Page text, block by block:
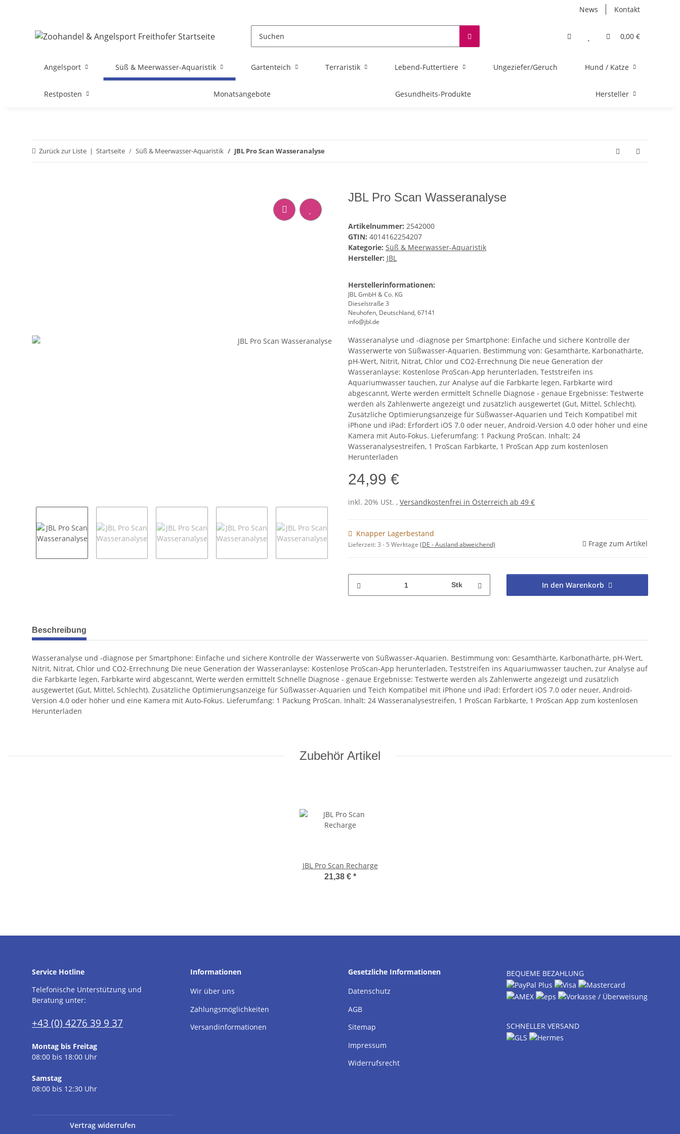
News Kontakt
0,00 €
Angelsport Süß & Meerwasser-Aquaristik Gartenteich Terraristik Lebend-Futtertiere Ungeziefer/Geruch Hund / Katze
Restposten Monatsangebote Gesundheits-Produkte Hersteller
Zurück zur Liste Startseite Süß & Meerwasser-Aquaristik JBL Pro Scan Wasseranalyse
JBL Pro Scan Wasseranalyse
Artikelnummer: 2542000
GTIN: 4014162254207
Kategorie: Süß & Meerwasser-Aquaristik
Hersteller: JBL
Herstellerinformationen:
JBL GmbH & Co. KG
Dieselstraße 3
Neuhofen, Deutschland, 67141
info@jbl.de
Wasseranalyse und -diagnose per Smartphone: Einfache und sichere Kontrolle der
Wasserwerte von Süßwasser-Aquarien. Bestimmung von: Gesamthärte, Karbonathärte,
pH-Wert, Nitrit, Nitrat, Chlor und CO2-Errechnung Die neue Generation der
Wasseranlayse: Kostenlose ProScan-App herunterladen, Teststreifen ins
Aquariumwasser tauchen, zur Analyse auf die Farbkarte legen, Farbkarte wird
abgescannt, Werte werden ermittelt Schnelle Diagnose - genaue Ergebnisse: Testwerte
werden als Zahlenwerte angezeigt und zusätzlich ausgewertet (Gut, Mittel, Schlecht).
Zusätzliche Optimierungsanzeige für Süßwasser-Aquarien und Teich Kompatibel mit
iPhone und iPad: Erfordert iOS 7.0 oder neuer, Android-Version 4.0 oder höher und eine
Kamera mit Auto-Fokus. Lieferumfang: 1 Packung ProScan. Inhalt: 24
Wasseranalysestreifen, 1 ProScan Farbkarte, 1 ProScan App zum kostenlosen
Herunterladen
24,99 €
inkl. 20% USt. , Versandkostenfrei in Österreich ab 49 €
Knapper Lagerbestand
Lieferzeit:3 - 5 Werktage (DE - Ausland abweichend) Frage zum Artikel
Stk In den Warenkorb
weitere Registerkarten anzeigen
Beschreibung
Wasseranalyse und -diagnose per Smartphone: Einfache und sichere Kontrolle der Wasserwerte von Süßwasser-Aquarien. Bestimmung von: Gesamthärte, Karbonathärte, pH-Wert,
Nitrit, Nitrat, Chlor und CO2-Errechnung Die neue Generation der Wasseranlayse: Kostenlose ProScan-App herunterladen, Teststreifen ins Aquariumwasser tauchen, zur Analyse auf
die Farbkarte legen, Farbkarte wird abgescannt, Werte werden ermittelt Schnelle Diagnose - genaue Ergebnisse: Testwerte werden als Zahlenwerte angezeigt und zusätzlich
ausgewertet (Gut, Mittel, Schlecht). Zusätzliche Optimierungsanzeige für Süßwasser-Aquarien und Teich Kompatibel mit iPhone und iPad: Erfordert iOS 7.0 oder neuer, Android-
Version 4.0 oder höher und eine Kamera mit Auto-Fokus. Lieferumfang: 1 Packung ProScan. Inhalt: 24 Wasseranalysestreifen, 1 ProScan Farbkarte, 1 ProScan App zum kostenlosen
Herunterladen
Zubehör Artikel
JBL Pro Scan Recharge
21,38 € *
Service Hotline
Telefonische Unterstützung und
Beratung unter:
+43 (0) 4276 39 9 37
Montag bis Freitag
08:00 bis 18:00 Uhr
Samstag
08:00 bis 12:30 Uhr
Informationen
Wir über uns
Zahlungsmöglichkeiten
Versandinformationen
Gesetzliche Informationen
Datenschutz
AGB
Sitemap
Impressum
Widerrufsrecht
BEQUEME BEZAHLUNG
SCHNELLER VERSAND
Vertrag widerrufen